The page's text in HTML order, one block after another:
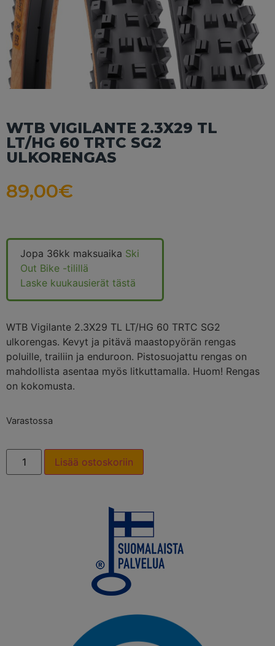
WTB VIGILANTE 2.3X29 TL
LT/HG 60 TRTC SG2
ULKORENGAS
89,00€
Jopa 36kk maksuaika Ski
Out Bike -tilillä
Laske kuukausierät tästä
WTB Vigilante 2.3X29 TL LT/HG 60 TRTC SG2
ulkorengas. Kevyt ja pitävä maastopyörän rengas
poluille, trailiin ja enduroon. Pistosuojattu rengas on
mahdollista asentaa myös litkuttamalla. Huom! Rengas
on kokomusta.
Varastossa
Lisää ostoskoriin